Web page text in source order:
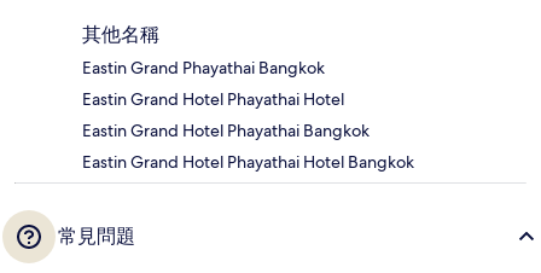
其他名稱
Eastin Grand Phayathai Bangkok
Eastin Grand Hotel Phayathai Hotel
Eastin Grand Hotel Phayathai Bangkok
Eastin Grand Hotel Phayathai Hotel Bangkok
常見問題